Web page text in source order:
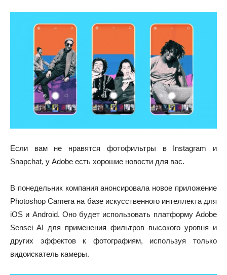
Если вам не нравятся фотофильтры в Instagram и
Snapchat, у Adobe есть хорошие новости для вас.
В понедельник компания анонсировала новое приложение
Photoshop Camera на базе искусственного интеллекта для
iOS и Android. Оно будет использовать платформу Adobe
Sensei AI для применения фильтров высокого уровня и
других эффектов к фотографиям, используя только
видоискатель камеры.